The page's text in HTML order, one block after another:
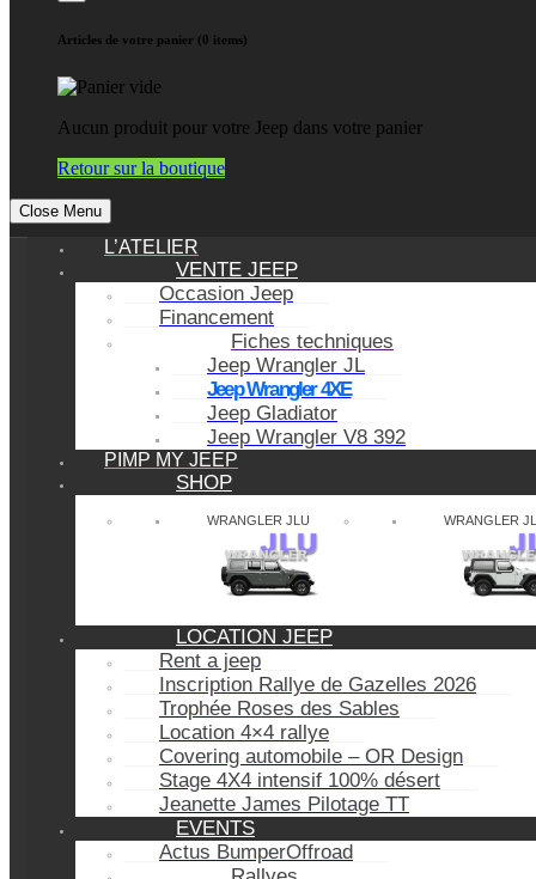
Articles de votre panier (0 items)
Aucun produit pour votre Jeep dans votre panier
Retour sur la boutique
Close Menu
L’ATELIER
VENTE JEEP
Occasion Jeep
Financement
Fiches techniques
Jeep Wrangler JL
Jeep Wrangler 4XE
Jeep Gladiator
Jeep Wrangler V8 392
PIMP MY JEEP
SHOP
WRANGLER JLU WRANGLER JL
LOCATION JEEP
Rent a jeep
Inscription Rallye de Gazelles 2026
Trophée Roses des Sables
Location 4×4 rallye
Covering automobile – OR Design
Stage 4X4 intensif 100% désert
Jeanette James Pilotage TT
EVENTS
Actus BumperOffroad